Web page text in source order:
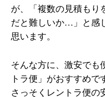
が、「複数の見積も
だと難しいか…」と感
思います。
そんな方に、激安でも
トラ便」がおすすめで
さっそくレントラ便の